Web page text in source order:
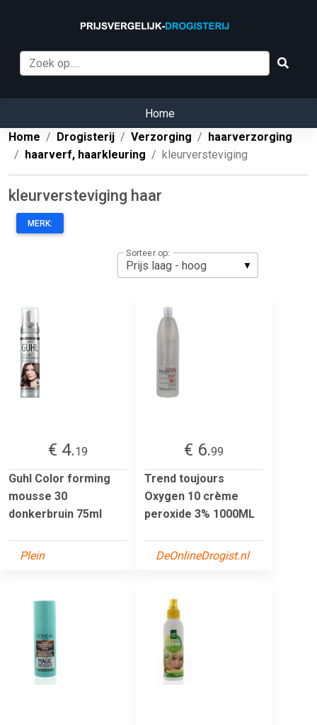
Home
Home
Drogisterij Verzorging
haarverzorging
haarverf, haarkleuring
kleurversteviging
kleurversteviging haar
MERK:
Sorteer op:
€ 4.19
Guhl Color forming
mousse 30
donkerbruin 75ml
Plein
€ 6.99
Trend toujours
Oxygen 10 crème
peroxide 3% 1000ML
DeOnlineDrogist.nl